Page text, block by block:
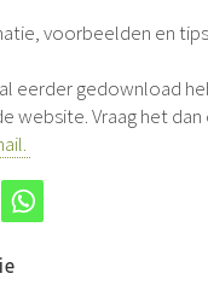
voorbeelden en
eerder gedownload
website. Vraag het